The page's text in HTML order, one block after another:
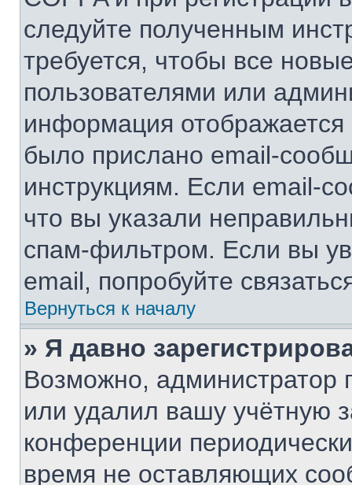
следуйте полученным
требуется, чтобы все
пользователями или
информация
было прислано email-
инструкциям. Если email-
что вы указали
спам-фильтром. Если вы
email, попробуйте
Вернуться к началу
» Я давно
Возможно, администратор
или удалил вашу учётную
конференции
время не оставляющих